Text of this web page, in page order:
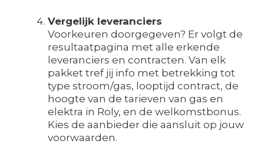
Vergelijk leveranciers
Voorkeuren doorgegeven? Er volgt de
resultaatpagina met alle erkende
leveranciers en contracten. Van elk
pakket tref jij info met betrekking tot
type stroom/gas, looptijd contract, de
hoogte van de tarieven van gas en
elektra in Roly, en de welkomstbonus.
Kies de aanbieder die aansluit op jouw
voorwaarden.